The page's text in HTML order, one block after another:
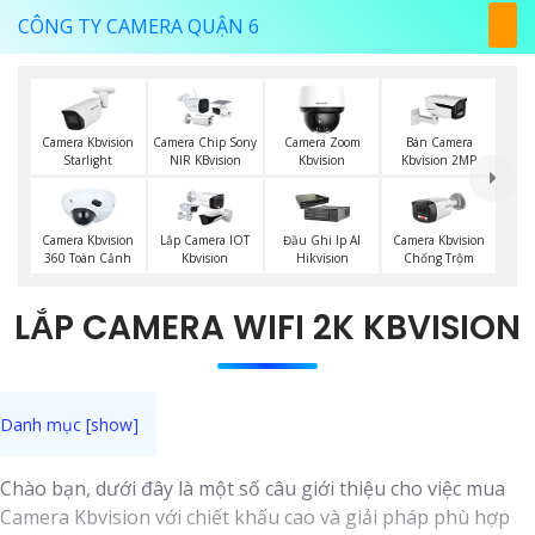
CÔNG TY CAMERA QUẬN 6
Camera Kbvision
Starlight
Camera Chip Sony
NIR KBvision
Camera Zoom
Kbvision
Bán Camera
Kbvision 2MP
Camera Kbvision
360 Toàn Cảnh
Lắp Camera IOT
Kbvision
Đầu Ghi Ip AI
Hikvision
Camera Kbvision
Chống Trộm
LẮP CAMERA WIFI 2K KBVISION
Chào bạn, dưới đây là một số câu giới thiệu cho việc mua
Camera Kbvision với chiết khấu cao và giải pháp phù hợp